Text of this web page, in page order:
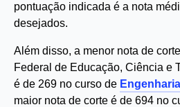
pontuação indicada é a nota
desejados.
Além disso, a menor nota de
Federal de Educação, Ciência e
é de 269 no curso de
maior nota de corte é de 694 no